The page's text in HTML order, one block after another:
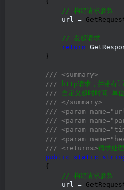
// 构建请求参数
            url =
// 发起请求
return
        }
///
<summary>
/// http请求，并带有
/// 自定义超时时间 单
///
</summary>
///
<param
///
<param
///
<param
///
<param
///
<returns>请求处
public
static
        {
// 构建请求参数
            url =